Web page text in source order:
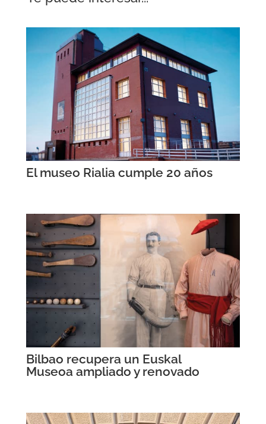
El museo Rialia cumple 20 años
Bilbao recupera un Euskal
Museoa ampliado y renovado